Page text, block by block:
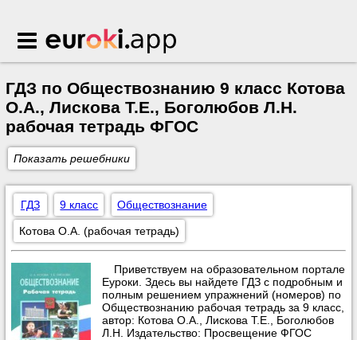
Euroki.app
ГДЗ по Обществознанию 9 класс Котова
О.А., Лискова Т.Е., Боголюбов Л.Н.
рабочая тетрадь ФГОС
Показать решебники
ГДЗ 9 класс Обществознание
Котова О.А. (рабочая тетрадь)
Приветствуем на образовательном портале
Еуроки. Здесь вы найдете ГДЗ с подробным и
полным решением упражнений (номеров) по
Обществознанию рабочая тетрадь за 9 класс,
автор: Котова О.А., Лискова Т.Е., Боголюбов
Л.Н. Издательство: Просвещение ФГОС